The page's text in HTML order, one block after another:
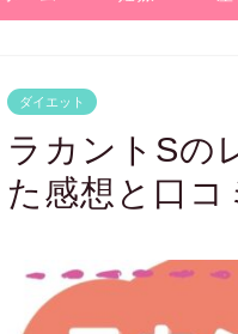
ダイエット
ラカントSの
た感想と口コ